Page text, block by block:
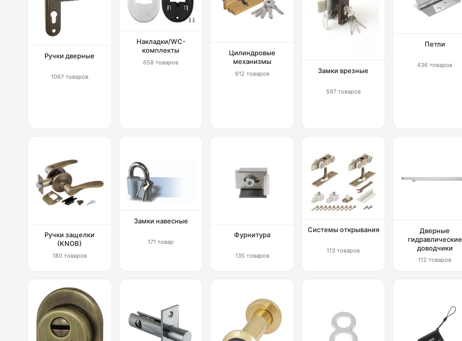
Ручки дверные
1067 товаров
Накладки/WC-
комплекты
658 товаров
Цилиндровые
механизмы
612 товаров Замки врезные
597 товаров
Петли
436 товаров
Ручки защелки
(KNOB)
180 товаров
Замки навесные
171 товар
Фурнитура
135 товаров
Системы открывания
113 товаров
Дверные
гидравлические
доводчики
112 товаров